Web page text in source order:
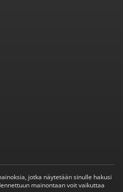
jotka näytetään sinulle hakusi
mainontaan voit vaikuttaa